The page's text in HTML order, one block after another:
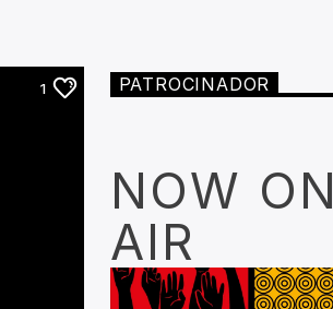
1 PATROCINADOR
NOW ON
AIR